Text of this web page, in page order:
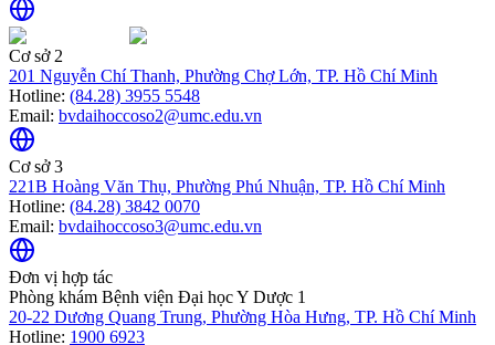
Cơ sở 2
201 Nguyễn Chí Thanh, Phường Chợ Lớn, TP. Hồ Chí Minh
Hotline: (84.28) 3955 5548
Email: bvdaihoccoso2@umc.edu.vn
Cơ sở 3
221B Hoàng Văn Thụ, Phường Phú Nhuận, TP. Hồ Chí Minh
Hotline: (84.28) 3842 0070
Email: bvdaihoccoso3@umc.edu.vn
Đơn vị hợp tác
Phòng khám Bệnh viện Đại học Y Dược 1
20-22 Dương Quang Trung, Phường Hòa Hưng, TP. Hồ Chí Minh
Hotline: 1900 6923